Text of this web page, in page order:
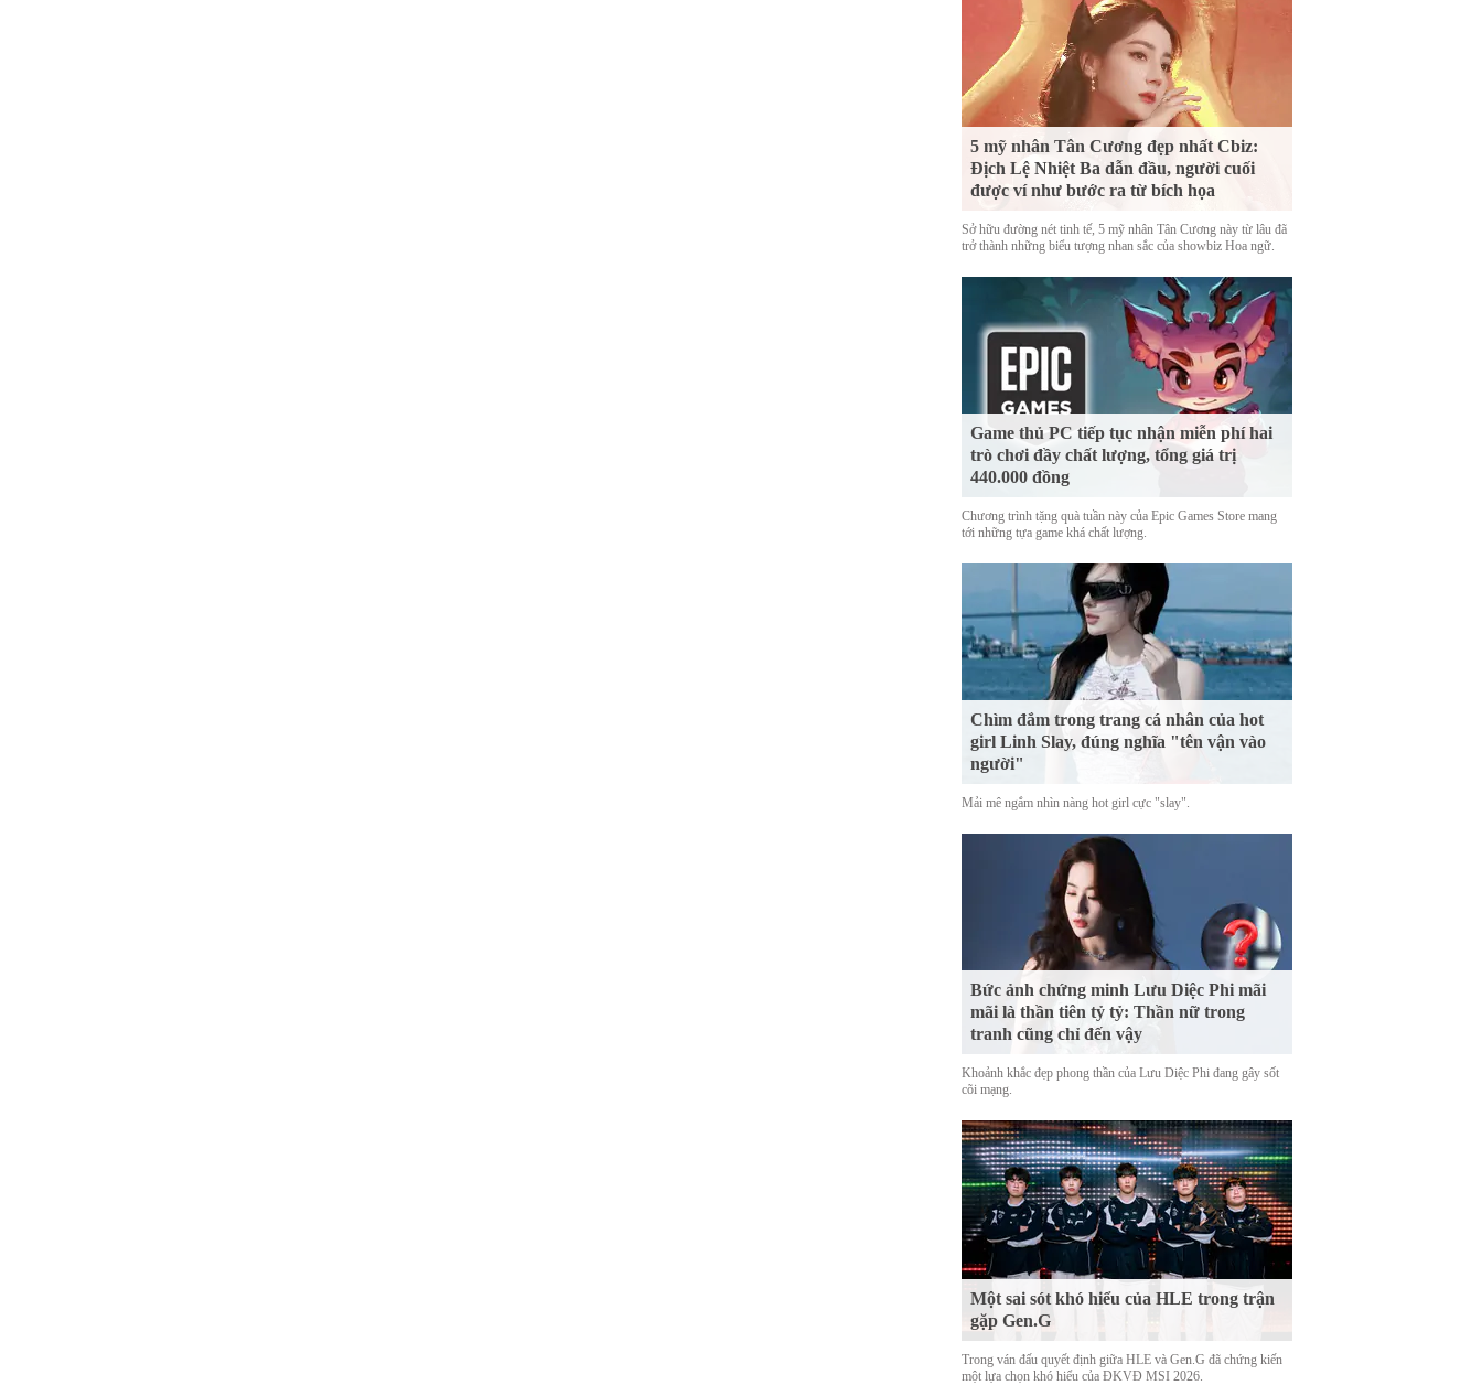
5 mỹ nhân Tân Cương đẹp nhất Cbiz:
Địch Lệ Nhiệt Ba dẫn đầu, người cuối
được ví như bước ra từ bích họa
Sở hữu đường nét tinh tế, 5 mỹ nhân Tân Cương này từ lâu đã
trở thành những biểu tượng nhan sắc của showbiz Hoa ngữ.
Game thủ PC tiếp tục nhận miễn phí hai
trò chơi đầy chất lượng, tổng giá trị
440.000 đồng
Chương trình tặng quà tuần này của Epic Games Store mang
tới những tựa game khá chất lượng.
Chìm đắm trong trang cá nhân của hot
girl Linh Slay, đúng nghĩa "tên vận vào
người"
Mải mê ngắm nhìn nàng hot girl cực "slay".
Bức ảnh chứng minh Lưu Diệc Phi mãi
mãi là thần tiên tỷ tỷ: Thần nữ trong
tranh cũng chỉ đến vậy
Khoảnh khắc đẹp phong thần của Lưu Diệc Phi đang gây sốt
cõi mạng.
Một sai sót khó hiểu của HLE trong trận
gặp Gen.G
Trong ván đấu quyết định giữa HLE và Gen.G đã chứng kiến
một lựa chọn khó hiểu của ĐKVĐ MSI 2026.